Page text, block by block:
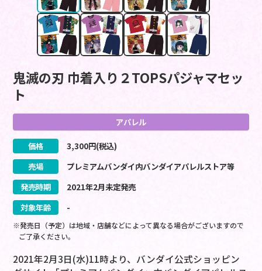
鬼滅の刃 巾着入り２TOPSパジャマセッ
ト
アパレル
価格 3,300円(税込)
売場
プレミアムバンダイ内バンダイアパレルストア等
発売時期
2021年2月未定発売
対象年齢
-
※発売日（予定）は地域・店舗などによって異なる場合がございますので
ご了承ください。
2021年2月3日(水)11時より、バンダイ公式ショッピン